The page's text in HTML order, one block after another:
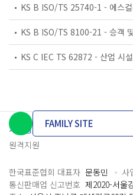
개인정보처리방침 이용약관
원격지원
FAMILY SITE
한국표준협회 대표자 문동민 사
통신판매업 신고번호 제2020-서울